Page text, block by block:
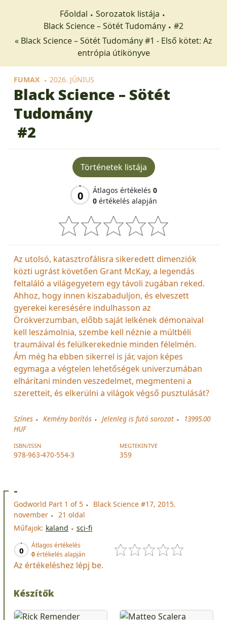
Főoldal
Sorozatok listája
Black Science – Sötét Tudomány
#2
« Black Science – Sötét Tudomány #1 - Első kötet: Az
entrópia útikönyve
FUMAX 2026. JÚNIUS
Black Science – Sötét
Tudomány
#2
Történetek listája
0 Átlagos értékelés 0
0 értékelés alapján
Az utolsó, katasztrofálisra sikeredett dimenziók
közti ugrást követően Grant McKay, a legendás
feltaláló a világegyetem egy távoli zugában reked.
Ahhoz, hogy innen kiszabaduljon, és elveszett
gyerekei keresésére indulhasson az
Örökverzumban, előbb saját lelkének démonaival
kell leszámolnia, szembe kell néznie a múltbéli
traumáival és felülkerekednie minden félelmén.
Ám még ha ebben sikerrel is jár, vajon képes
egymaga a végtelen lehetőségek univerzumában
elhárítani minden veszedelmet, megmenteni a
szeretteit, és elkerülni a világok végső pusztulását?
Színes Kemény borítós Jelenleg is futó sorozat
13995.00
HUF
ISBN/ISSN
978-963-470-554-3
MEGTEKINTVE
359
-
Godworld Part 1 of 5
Black Science #17, 2015.
november
21 oldal
Műfajok: kaland sci-fi
0
Átlagos értékelés
0értékelés alapján
Az értékeléshez lépj be.
Készítők